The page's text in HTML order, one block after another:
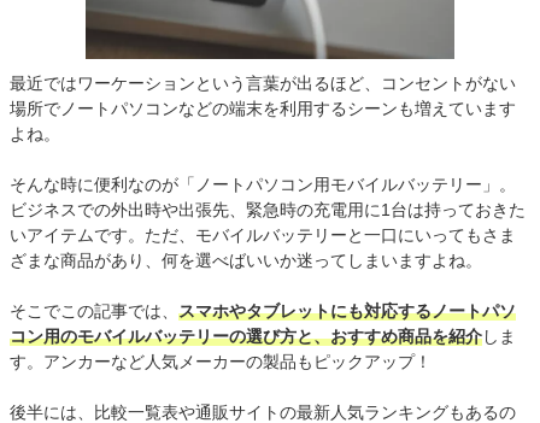
最近ではワーケーションという言葉が出るほど、コンセントがない
場所でノートパソコンなどの端末を利用するシーンも増えています
よね。
そんな時に便利なのが「ノートパソコン用モバイルバッテリー」。
ビジネスでの外出時や出張先、緊急時の充電用に1台は持っておきた
いアイテムです。ただ、モバイルバッテリーと一口にいってもさま
ざまな商品があり、何を選べばいいか迷ってしまいますよね。
そこでこの記事では、 スマホやタブレットにも対応するノートパソ
コン用のモバイルバッテリーの選び方と、おすすめ商品を紹介しま
す。アンカーなど人気メーカーの製品もピックアップ！
後半には、比較一覧表や通販サイトの最新人気ランキングもあるの